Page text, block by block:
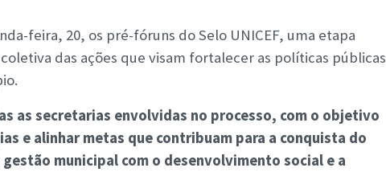
feira, 20, os pré-fóruns do Selo UNICEF, uma etapa
das ações que visam fortalecer as políticas públicas
as secretarias envolvidas no processo, com o objetivo
e alinhar metas que contribuam para a conquista do
municipal com o desenvolvimento social e a